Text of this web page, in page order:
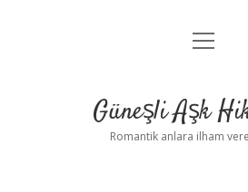
Anasayfa
Yasal Uyarı
menüyü
Güneşli Aşk
Romantik anlara ilham